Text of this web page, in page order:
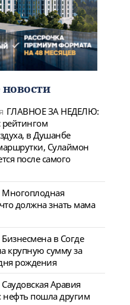
ГЛАВНОЕ ЗА НЕДЕЛЮ:
рейтингом
в Душанбе
Сулаймон
после самого
Многоплодная
должна знать мама
Бизнесмена в Согде
крупную сумму за
рождения
Саудовская Аравия
нефть пошла другим